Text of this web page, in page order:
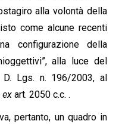
alla volontà della
come alcune recenti
configurazione della
alla luce del
D. Lgs. n. 196/2003, al
ex art. 2050 c.c. .
pertanto, un quadro in